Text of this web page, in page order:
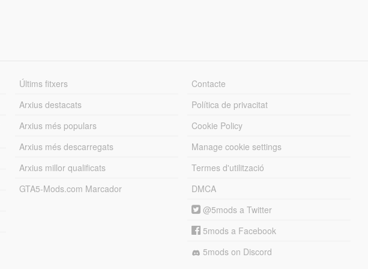
Últims fitxers
Arxius destacats
Arxius més populars
Arxius més descarregats
Arxius millor qualificats
GTA5-Mods.com Marcador
Contacte
Política de privacitat
Cookie Policy
Manage cookie settings
Termes d'utilització
DMCA
@5mods a Twitter
5mods a Facebook
5mods on Discord